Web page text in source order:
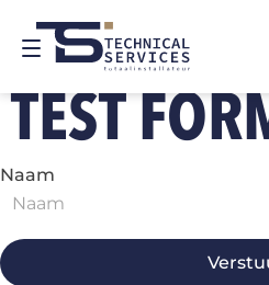
TEST
Naam